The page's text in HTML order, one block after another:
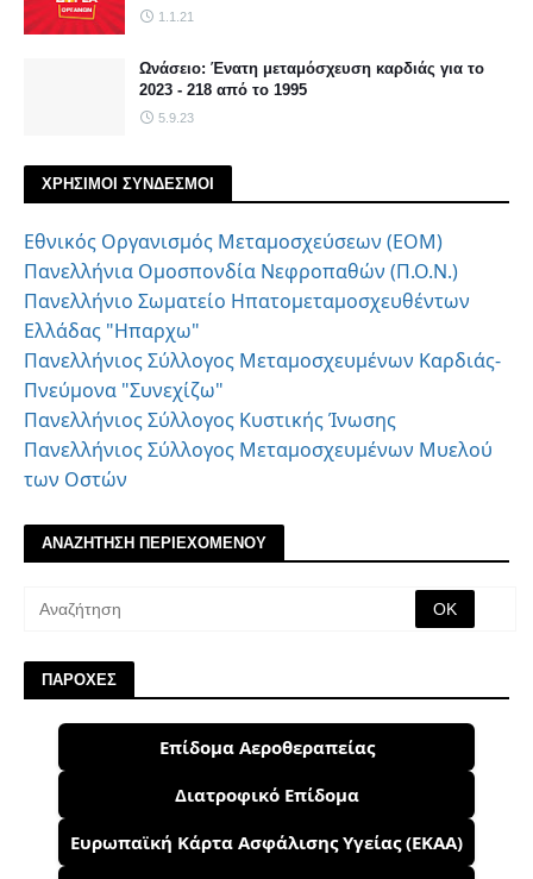
1.1.21
Ωνάσειο: Ένατη μεταμόσχευση καρδιάς για το
2023 - 218 από το 1995
5.9.23
ΧΡΗΣΙΜΟΙ ΣΥΝΔΕΣΜΟΙ
Εθνικός Οργανισμός Μεταμοσχεύσεων (ΕΟΜ)
Πανελλήνια Ομοσπονδία Νεφροπαθών (Π.Ο.Ν.)
Πανελλήνιο Σωματείο Ηπατομεταμοσχευθέντων
Ελλάδας "Ηπαρχω"
Πανελλήνιος Σύλλογος Μεταμοσχευμένων Καρδιάς-
Πνεύμονα "Συνεχίζω"
Πανελλήνιος Σύλλογος Κυστικής Ίνωσης
Πανελλήνιος Σύλλογος Μεταμοσχευμένων Μυελού
των Οστών
ΑΝΑΖΗΤΗΣΗ ΠΕΡΙΕΧΟΜΕΝΟΥ
ΠΑΡΟΧΕΣ
Επίδομα Αεροθεραπείας
Διατροφικό Επίδομα
Ευρωπαϊκή Κάρτα Ασφάλισης Υγείας (ΕΚΑΑ)